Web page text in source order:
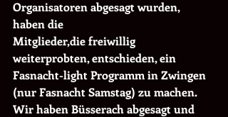
Organisatoren abgesagt wurden,
haben die
Mitglieder,die freiwillig
weiterprobten, entschieden, ein
Fasnacht-light Programm in Zwingen
(nur Fasnacht Samstag) zu machen.
Wir haben Büsserach abgesagt und